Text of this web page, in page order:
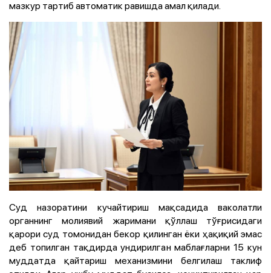
мазкур тартиб автоматик равишда амал қилади.
Суд назоратини кучайтириш мақсадида ваколатли
органнинг молиявий жаримани қўллаш тўғрисидаги
қарори суд томонидан бекор қилинган ёки ҳақиқий эмас
деб топилган тақдирда ундирилган маблағларни 15 кун
муддатда қайтариш механизмини белгилаш таклиф